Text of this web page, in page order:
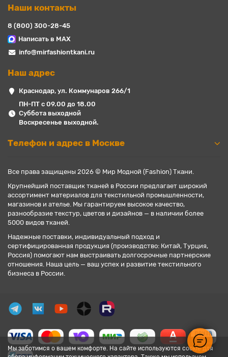
Мы заботимся о вашем комфорте. На сайте используются cookie для
Наши контакты
8 (800) 300-28-45
Написать в MAX
info@mirfashiontkani.ru
Наш адрес
Краснодар, ул. Коммунаров 266/1
ПН-ПТ с 09.00 до 18.00
Суббота выходной
Воскресенье выходной.
Телефон и адрес в Москве
Все права защищены 2026 © Мир Модной (Fashion) Ткани.
Крупнейший поставщик тканей в России предлагает широкий
ассортимент материалов для текстильной промышленности,
магазинов и ателье. Мы гарантируем высокое качество,
разнообразие текстур, цветов и дизайнов — в наличии более
5000 видов тканей.
Надежные поставки, индивидуальный подход и
сертифицированная продукция (производство: Китай, Турция,
Россия) помогают нам выстраивать долгосрочные партнерские
отношения. Наша цель — ваш успех и развитие текстильного
бизнеса в России.